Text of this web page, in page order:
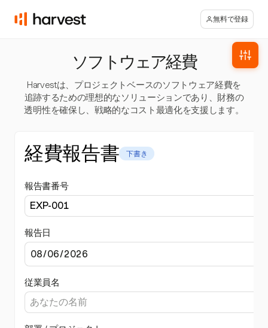
無料で登録
ソフトウェア経費
Harvestは、プロジェクトベースのソフトウェア経費を
追跡するための理想的なソリューションであり、財務の
透明性を確保し、戦略的なコスト最適化を支援します。
経費報告書 下書き
報告書番号
報告日
従業員名